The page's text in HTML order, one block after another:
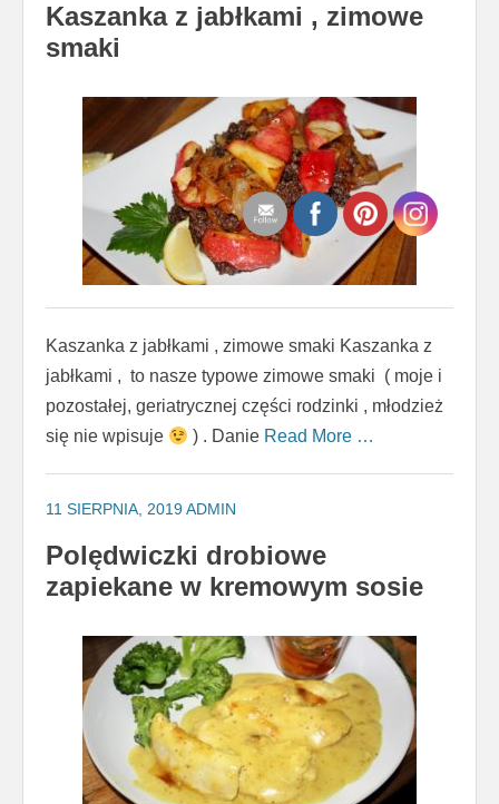
Kaszanka z jabłkami , zimowe
smaki
Kaszanka z jabłkami , zimowe smaki Kaszanka z
jabłkami , to nasze typowe zimowe smaki ( moje i
pozostałej, geriatrycznej części rodzinki , młodzież
się nie wpisuje
) . Danie Read More …
11 SIERPNIA, 2019ADMIN
Polędwiczki drobiowe
zapiekane w kremowym sosie